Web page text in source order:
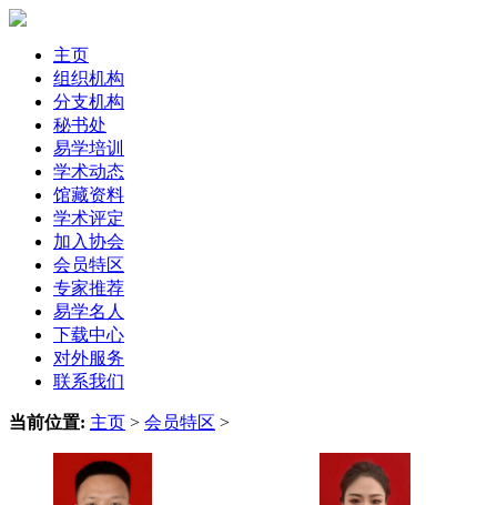
主页
组织机构
分支机构
秘书处
易学培训
学术动态
馆藏资料
学术评定
加入协会
会员特区
专家推荐
易学名人
下载中心
对外服务
联系我们
当前位置: 主页 > 会员特区 >